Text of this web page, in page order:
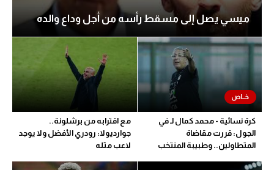
ميسي يصل إلى مسقط رأسه من أجل وداع والده
كرة نسائية - محمد كمال لـ في
الجول: قررت مقاضاة
المتطاولين.. وطبيبة المنتخب
مع اقترابه من برشلونة..
جوارديولا: رودري الأفضل ولا يوجد
لاعب مثله